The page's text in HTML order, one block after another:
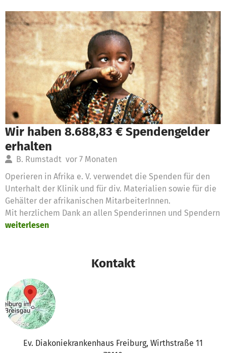
Wir haben 8.688,83 € Spendengelder
erhalten
B. Rumstadt vor 7 Monaten
Operieren in Afrika e. V. verwendet die Spenden für den
Unterhalt der Klinik und für div. Materialien sowie für die
Gehälter der afrikanischen MitarbeiterInnen.
Mit herzlichem Dank an allen Spenderinnen und Spendern
weiterlesen
Kontakt
Ev. Diakoniekrankenhaus Freiburg, Wirthstraße 11